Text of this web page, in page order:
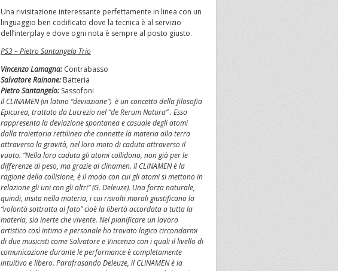
Una rivisitazione interessante perfettamente in linea con un
linguaggio ben codificato dove la tecnica è al servizio
dell’interplay e dove ogni nota è sempre al posto giusto.
PS3 – Pietro Santangelo Trio
Vincenzo Lamagna: Contrabasso
Salvatore Rainone: Batteria
Pietro Santangelo: Sassofoni
Il CLINAMEN (in latino “deviazione”) è un concetto della filosofia
Epicurea, trattato da Lucrezio nel “de Rerum Natura” . Esso
rappresenta la deviazione spontanea e casuale degli atomi
dalla traiettoria rettilinea che connette la materia alla terra
attraverso la gravità, nel loro moto di caduta attraverso il
vuoto. “Nella loro caduta gli atomi collidono, non già per le
differenze di peso, ma grazie al clinamen. Il CLINAMEN è la
ragione della collisione, è il modo con cui gli atomi si mettono in
relazione gli uni con gli altri” (G. Deleuze). Una forza naturale,
quindi, insita nella materia, i cui risvolti morali giustificano la
“volontà sottratta al fato” cioè la libertà accordata a tutta la
materia, sia inerte che vivente. Nel pianificare un lavoro
artistico così intimo e personale ho trovato logico circondarmi
di due musicisti come Salvatore e Vincenzo con i quali il livello di
comunicazione durante le performance è completamente
intuitivo e libero. Parafrasando Deleuze, il CLINAMEN è la